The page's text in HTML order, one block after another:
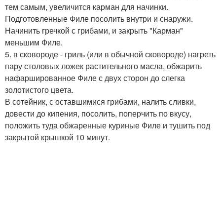
тем самым, увеличится карман для начинки.
Подготовленные Филе посолить внутри и снаружи.
Начинить гречкой с грибами, и закрыть "Карман"
меньшим Филе.
5. в сковороде - гриль (или в обычной сковороде) нагреть
пару столовых ложек растительного масла, обжарить
нафаршированное Филе с двух сторон до слегка
золотистого цвета.
В сотейник, с оставшимися грибами, налить сливки,
довести до кипения, посолить, поперчить по вкусу,
положить туда обжаренные куриные Филе и тушить под
закрытой крышкой 10 минут.